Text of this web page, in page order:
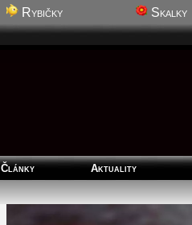
Rybičky Skalky
Články Aktuality